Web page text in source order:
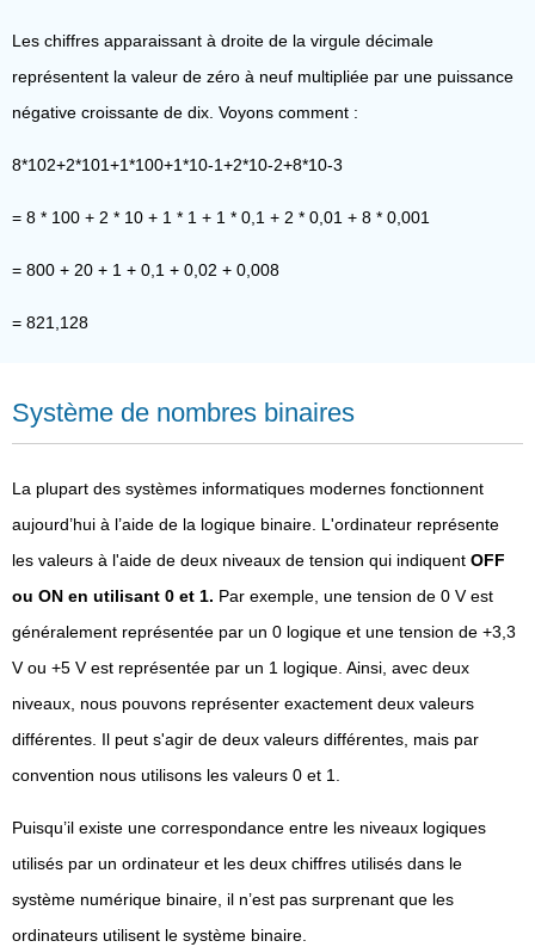
Les chiffres apparaissant à droite de la virgule décimale
représentent la valeur de zéro à neuf multipliée par une puissance
négative croissante de dix. Voyons comment :
8*102+2*101+1*100+1*10-1+2*10-2+8*10-3
= 8 * 100 + 2 * 10 + 1 * 1 + 1 * 0,1 + 2 * 0,01 + 8 * 0,001
= 800 + 20 + 1 + 0,1 + 0,02 + 0,008
= 821,128
Système de nombres binaires
La plupart des systèmes informatiques modernes fonctionnent
aujourd’hui à l’aide de la logique binaire. L'ordinateur représente
les valeurs à l'aide de deux niveaux de tension qui indiquent OFF
ou ON en utilisant 0 et 1. Par exemple, une tension de 0 V est
généralement représentée par un 0 logique et une tension de +3,3
V ou +5 V est représentée par un 1 logique. Ainsi, avec deux
niveaux, nous pouvons représenter exactement deux valeurs
différentes. Il peut s'agir de deux valeurs différentes, mais par
convention nous utilisons les valeurs 0 et 1.
Puisqu’il existe une correspondance entre les niveaux logiques
utilisés par un ordinateur et les deux chiffres utilisés dans le
système numérique binaire, il n’est pas surprenant que les
ordinateurs utilisent le système binaire.